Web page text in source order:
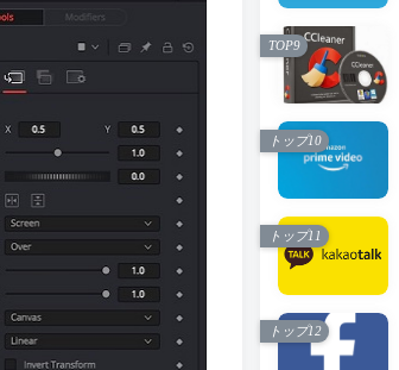
TOP9
トップ10
トップ11
トップ12